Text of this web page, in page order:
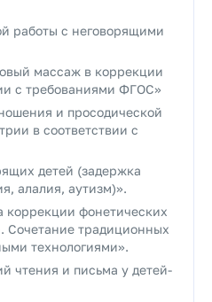
работы с неговорящими
массаж в коррекции
с требованиями ФГОС»
и просодической
в соответствии с
детей (задержка
алалия, аутизм)».
коррекции фонетических
Сочетание традиционных
технологиями».
чтения и письма у детей-